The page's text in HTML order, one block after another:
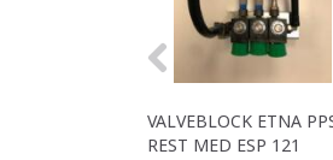
VALVEBLOCK ETNA
REST MED ESP 121